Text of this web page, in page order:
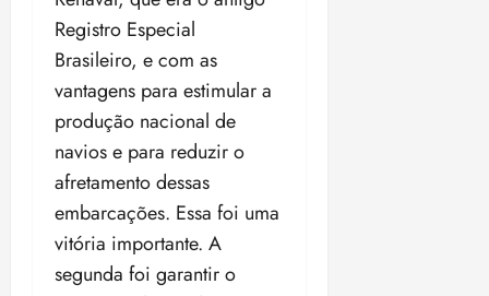
Registro Especial
Brasileiro, e com as
vantagens para estimular a
produção nacional de
navios e para reduzir o
afretamento dessas
embarcações. Essa foi uma
vitória importante. A
segunda foi garantir o